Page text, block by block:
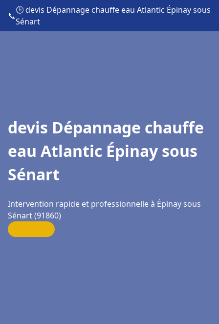
📞
🕒 devis Dépannage chauffe eau Atlantic Épinay sous
Sénart
devis Dépannage chauffe
eau Atlantic Épinay sous
Sénart
Intervention rapide et professionnelle à Épinay sous
Sénart (91860)